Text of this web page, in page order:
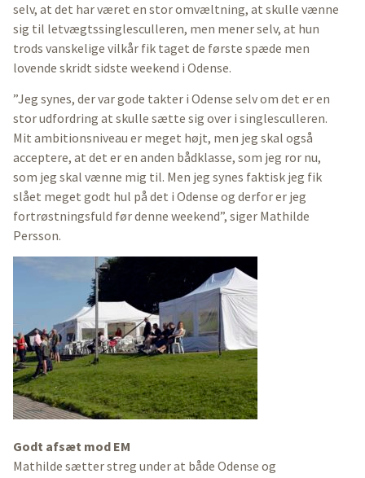
selv, at det har været en stor omvæltning, at skulle vænne
sig til letvægtssinglesculleren, men mener selv, at hun
trods vanskelige vilkår fik taget de første spæde men
lovende skridt sidste weekend i Odense.
”Jeg synes, der var gode takter i Odense selv om det er en
stor udfordring at skulle sætte sig over i singlesculleren.
Mit ambitionsniveau er meget højt, men jeg skal også
acceptere, at det er en anden bådklasse, som jeg ror nu,
som jeg skal vænne mig til. Men jeg synes faktisk jeg fik
slået meget godt hul på det i Odense og derfor er jeg
fortrøstningsfuld før denne weekend”, siger Mathilde
Persson.
Godt afsæt mod EM
Mathilde sætter streg under at både Odense og